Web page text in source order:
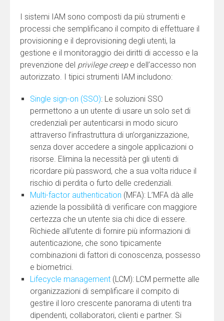
I sistemi IAM sono composti da più strumenti e
processi che semplificano il compito di effettuare il
provisioning e il deprovisioning degli utenti, la
gestione e il monitoraggio dei diritti di accesso e la
prevenzione del privilege creepe dell’accesso non
autorizzato. I tipici strumenti IAM includono:
Single sign-on (SSO): Le soluzioni SSO
permettono a un utente di usare un solo set di
credenziali per autenticarsi in modo sicuro
attraverso l’infrastruttura di un’organizzazione,
senza dover accedere a singole applicazioni o
risorse. Elimina la necessità per gli utenti di
ricordare più password, che a sua volta riduce il
rischio di perdita o furto delle credenziali.
Multi-factor authentication (MFA): L’MFA dà alle
aziende la possibilità di verificare con maggiore
certezza che un utente sia chi dice di essere.
Richiede all’utente di fornire più informazioni di
autenticazione, che sono tipicamente
combinazioni di fattori di conoscenza, possesso
e biometrici.
Lifecycle management (LCM): LCM permette alle
organizzazioni di semplificare il compito di
gestire il loro crescente panorama di utenti tra
dipendenti, collaboratori, clienti e partner. Si